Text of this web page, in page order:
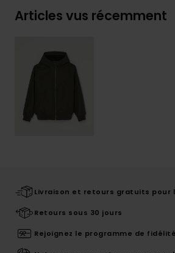
Articles vus récemment
Livraison et retours gratuits pour
Retours sous 30 jours
Rejoignez le programme de fidélité